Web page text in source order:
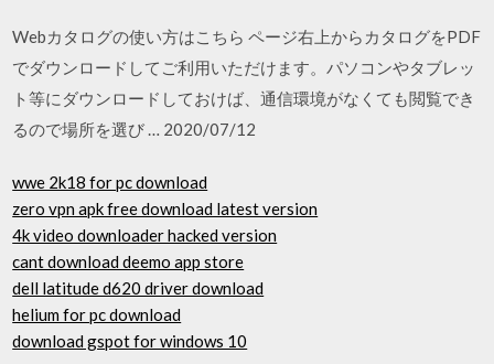
Webカタログの使い方はこちら ページ右上からカタログをPDF
でダウンロードしてご利用いただけます。パソコンやタブレッ
ト等にダウンロードしておけば、通信環境がなくても閲覧でき
るので場所を選び … 2020/07/12
wwe 2k18 for pc download
zero vpn apk free download latest version
4k video downloader hacked version
cant download deemo app store
dell latitude d620 driver download
helium for pc download
download gspot for windows 10